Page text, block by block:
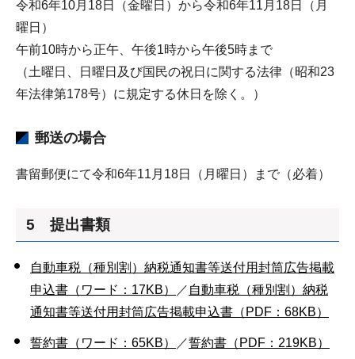
令和6年10月18日（金曜日）から令和6年11月18日（月
曜日）
午前10時から正午、午後1時から午後5時まで
（土曜日、日曜日及び国民の祝日に関する法律（昭和23
年法律第178号）に規定する休日を除く。）
郵送の場合
書留郵便にて令和6年11月18日（月曜日）まで（必着）
5 提出書類
自動車税（種別割）納税通知書等送付用封筒広告掲載
申込書（ワード：17KB）
／ 自動車税（種別割）納税
通知書等送付用封筒広告掲載申込書（PDF：68KB）
誓約書（ワード：65KB） ／誓約書（PDF：219KB）